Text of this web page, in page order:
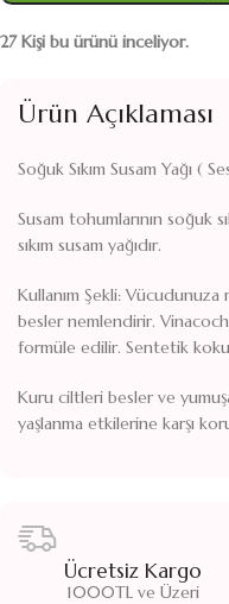
27 Kişi bu ürünü inceliyor.
Ürün Açıklaması
Soğuk Sıkım Susam Yağı (
Susam tohumlarının soğuk
sıkım susam yağıdır.
Kullanım Şekli: Vücudunuza
besler nemlendirir.
formüle edilir. Sentetik
Kuru ciltleri besler ve
yaşlanma etkilerine karşı
Ücretsiz Kargo
1000TL ve Üzeri